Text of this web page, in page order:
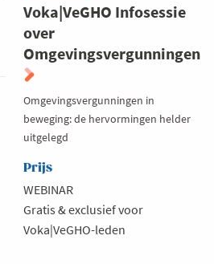
Voka|VeGHO Infosessie
over
Omgevingsvergunningen
Omgevingsvergunningen in
beweging: de hervormingen helder
uitgelegd
Prijs
WEBINAR
Gratis & exclusief voor
Voka|VeGHO-leden